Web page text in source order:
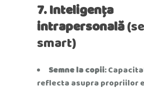
7. Inteligența
intrapersonală
smart)
Semne la copii:
reflecta asupra propriilor